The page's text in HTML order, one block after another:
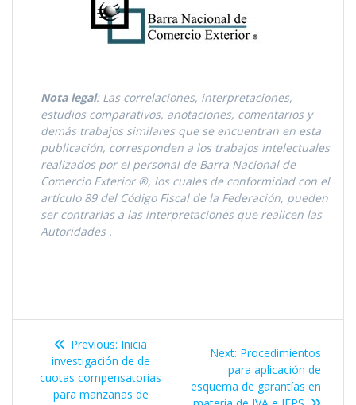
Nota legal: Las correlaciones, interpretaciones,
estudios comparativos, anotaciones, comentarios y
demás trabajos similares que se encuentran en esta
publicación, corresponden a los trabajos intelectuales
realizados por el personal de Barra Nacional de
Comercio Exterior ®, los cuales de conformidad con el
artículo 89 del Código Fiscal de la Federación, pueden
ser contrarias a las interpretaciones que realicen las
Autoridades .
Navegación
de
Previous: Previous
post:
Inicia
investigación de de
cuotas compensatorias
para manzanas de
Next: Next
post:
Procedimientos
para aplicación de
esquema de garantí­as en